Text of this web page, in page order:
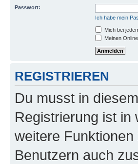
Passwort:
Ich habe mein
Mich bei
Meinen
REGISTRIEREN
Du musst in
Registrierung ist in
weitere
Benutzern auch